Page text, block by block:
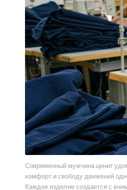
Современный мужчина ценит
комфорт и свободу движений
Каждое изделие создается с